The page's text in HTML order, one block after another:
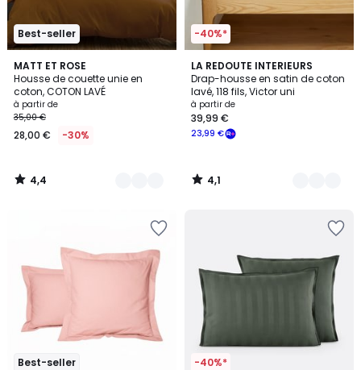
Best-seller
MATT ET ROSE
Housse de couette unie en
coton, COTON LAVÉ
à partir de
35,00 €
28,00 € -30%
4,4
/ 5
12
Couleurs
4,4
/
-40%*
LA REDOUTE INTERIEURS
Drap-housse en satin de coton
lavé, 118 fils, Victor uni
à partir de
23,99 €
39,99 €
4,1
/ 5
8
Couleurs
4,1
/
Best-seller -40%*